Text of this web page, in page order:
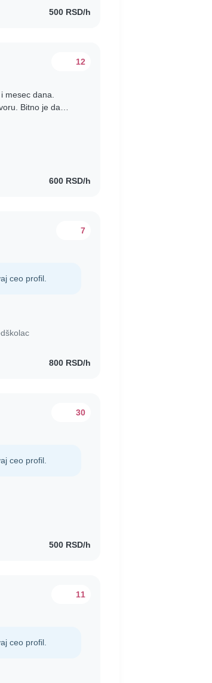
500 RSD/h
12
mesec dana.
Bitno je da
600 RSD/h
7
ceo profil.
800 RSD/h
30
ceo profil.
500 RSD/h
11
ceo profil.